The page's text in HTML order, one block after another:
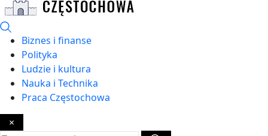
Biznes i finanse
Polityka
Ludzie i kultura
Nauka i Technika
Praca Częstochowa
×